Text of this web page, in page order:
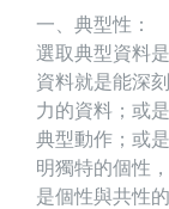
一、典型性：
選取典型資料
資料就是能深
力的資料；或
典型動作；或
明獨特的個性
是個性與共性的